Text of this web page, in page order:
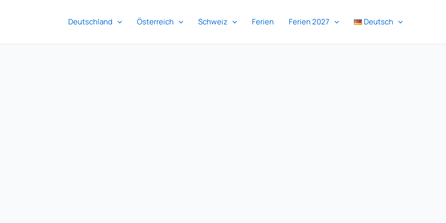
Deutschland Österreich Schweiz Ferien Ferien 2027 Deutsch